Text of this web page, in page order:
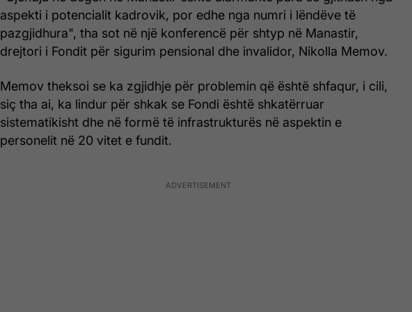
aspekti i potencialit kadrovik, por edhe nga numri i lëndëve të
pazgjidhura", tha sot në një konferencë për shtyp në Manastir,
drejtori i Fondit për sigurim pensional dhe invalidor, Nikolla Memov.
Memov theksoi se ka zgjidhje për problemin që është shfaqur, i cili,
siç tha ai, ka lindur për shkak se Fondi është shkatërruar
sistematikisht dhe në formë të infrastrukturës në aspektin e
personelit në 20 vitet e fundit.